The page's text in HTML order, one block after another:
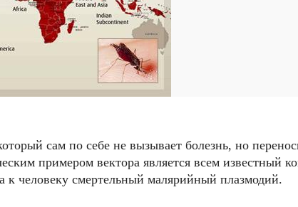
сам по себе не вызывает болезнь, но
примером вектора является всем известный
к человеку смертельный малярийный плазмодий.